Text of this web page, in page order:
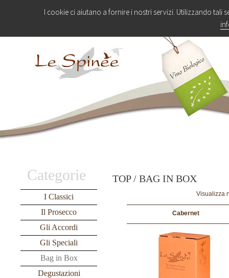
I cookie ci aiutano a fornire i nostri servizi. Utilizzando tali
Categorie
I Classici
Il Prosecco
Gli Accordi
Gli Speciali
Bag in Box
Degustazioni
TOP/ BAG IN BOX
Visualizza
Cabernet